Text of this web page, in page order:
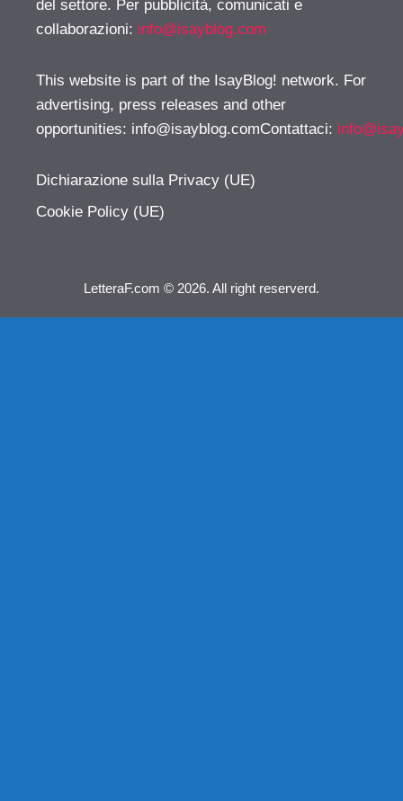
del settore. Per pubblicità, comunicati e
collaborazioni: info@isayblog.com
This website is part of the IsayBlog! network. For
advertising, press releases and other
opportunities: info@isayblog.comContattaci:
Dichiarazione sulla Privacy (UE)
Cookie Policy (UE)
LetteraF.com © 2026. All right reserverd.